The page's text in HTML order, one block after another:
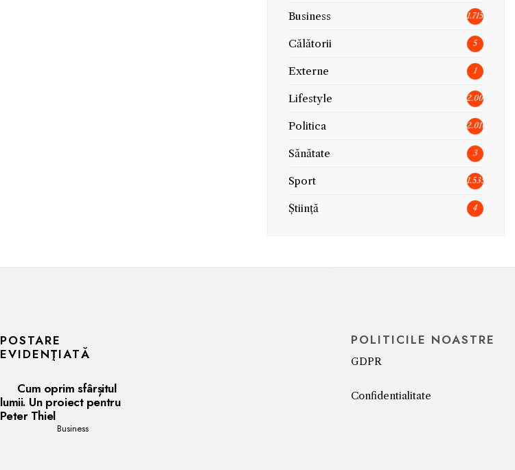
Business 1.715
Călătorii 5
Externe 1
Lifestyle 2.005
Politica 2.010
Sănătate 3
Sport 1.535
Știință 4
POSTARE
EVIDENŢIATĂ
Cum oprim sfârșitul
lumii. Un proiect pentru
Peter Thiel
Business
POLITICILE NOASTRE
GDPR
Confidentialitate